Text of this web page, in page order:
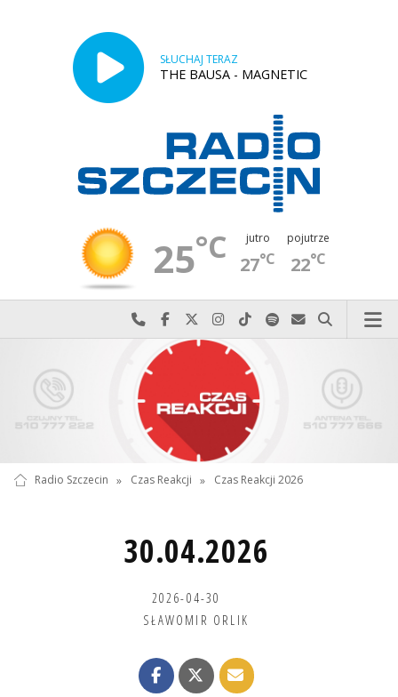
SŁUCHAJ TERAZ
THE BAUSA - MAGNETIC
25°C jutro
27°C
pojutrze
22°C
Najlepiej po prostu do nas zadzwoń
Odwiedź nas na Facebook-u
Odwiedź nas na X
Odwiedź nas na Instagram-ie
Odwiedź nas na TikTok-u
Szukaj nas na Spotify
Wyślij do nas
Szukaj
Radio Szczecin » Czas Reakcji » Czas Reakcji 2026
30.04.2026
2026-04-30
SŁAWOMIR ORLIK